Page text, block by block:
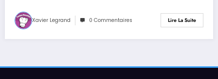
Xavier Legrand 0 Commentaires Lire La Suite